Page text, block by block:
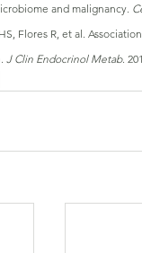
and malignancy.
Flores R, et al.
J Clin Endocrinol Metab.